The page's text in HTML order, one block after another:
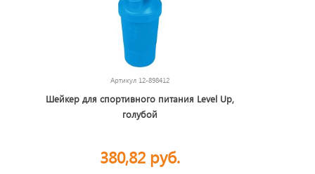
Артикул 12-898412
Шейкер для спортивного питания Level Up,
голубой
380,82 руб.